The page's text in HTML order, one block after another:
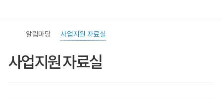
운
기
관)
건
복
부
립
검
메
알림마당 사업지원 자료실
사업지원 자료실